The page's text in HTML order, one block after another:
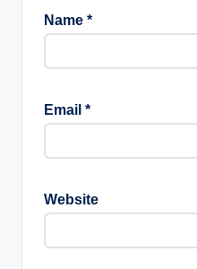
Name *
Email *
Website